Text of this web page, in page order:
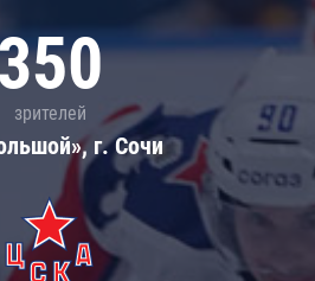
зрителей
г. Сочи